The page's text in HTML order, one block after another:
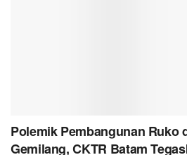
Polemik Pembangunan Ruko
Gemilang, CKTR Batam